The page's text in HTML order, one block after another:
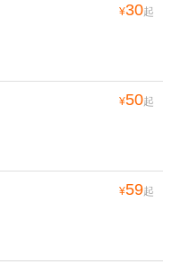
¥30起
¥50起
¥59起